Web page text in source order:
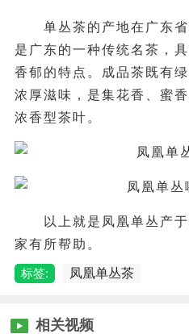
单丛茶的产地在广东省
是广东的一种传统名茶，
香郁的特点。成品茶既有
浓厚滋味，是集花香、蜜
浓香型茶叶。
以上就是凤凰单丛产于
家有所帮助。
标签: 凤凰单丛茶
相关视频